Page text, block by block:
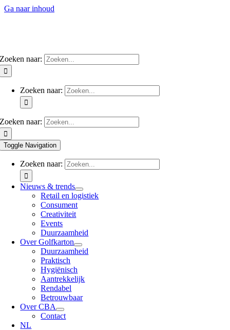
Ga naar inhoud
Zoeken naar:
Zoeken naar:
Zoeken naar:
Toggle Navigation
Zoeken naar:
Nieuws & trends
Retail en logistiek
Consument
Creativiteit
Events
Duurzaamheid
Over Golfkarton
Duurzaamheid
Praktisch
Hygiënisch
Aantrekkelijk
Rendabel
Betrouwbaar
Over CBA
Contact
NL